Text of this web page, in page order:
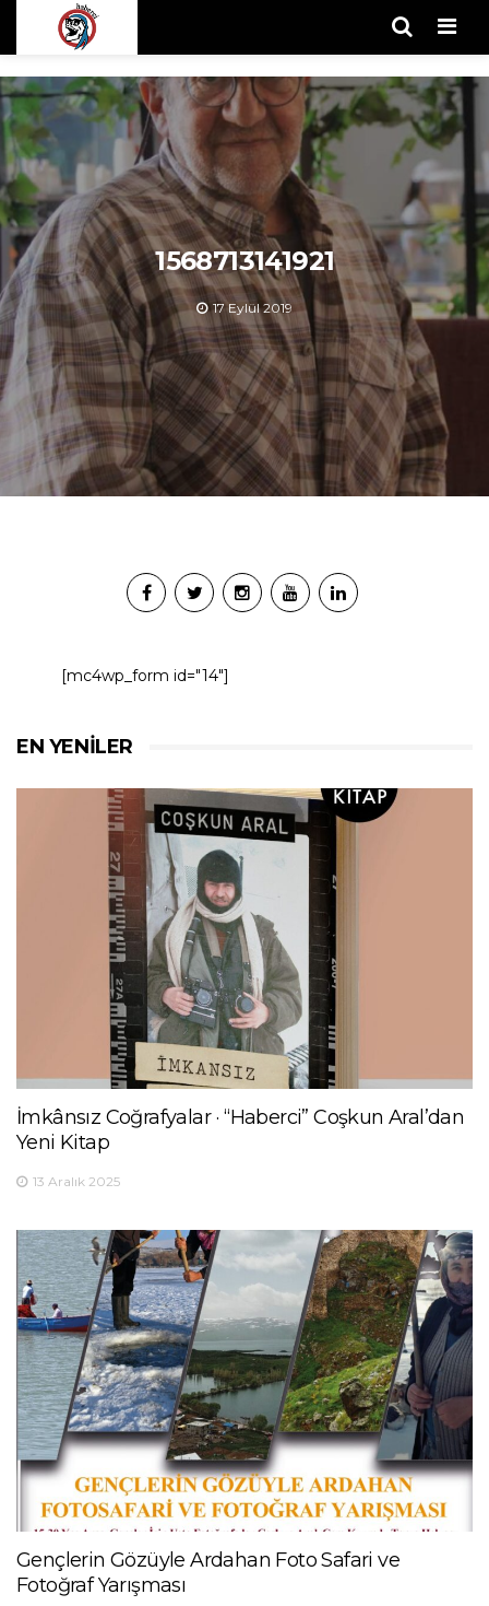
1568713141921
17 Eylül 2019
[mc4wp_form id="14"]
EN YENILER
İmkânsız Coğrafyalar · “Haberci” Coşkun Aral’dan
Yeni Kitap
13 Aralık 2025
Gençlerin Gözüyle Ardahan Foto Safari ve
Fotoğraf Yarışması